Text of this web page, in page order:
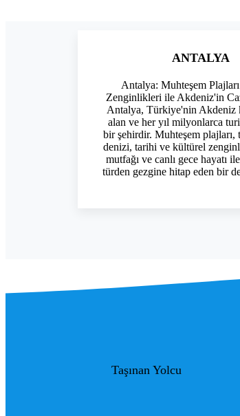
ANTALYA
Antalya: Muhteşem
Zenginlikleri ile Akdeniz'in
Antalya, Türkiye'nin Akdeniz
alan ve her yıl milyonlarca
bir şehirdir. Muhteşem plajları,
denizi, tarihi ve kültürel
mutfağı ve canlı gece hayatı
türden gezgine hitap eden bir
Taşınan Yolcu